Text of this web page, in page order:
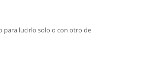
para lucirlo solo o con otro de